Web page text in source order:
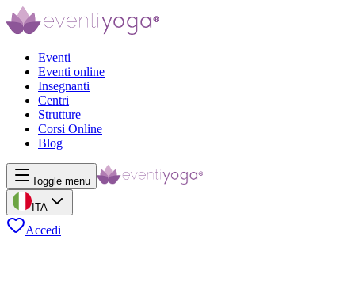
Eventi
Eventi online
Insegnanti
Centri
Strutture
Corsi Online
Blog
Toggle menu
ITA
Accedi